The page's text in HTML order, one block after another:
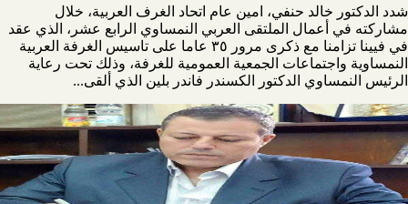
شدد الدكتور خالد حنفي، امين عام اتحاد الغرف العربية، خلال
مشاركته في أعمال الملتقى العربي النمساوي الرابع عشر، الذي عقد
في فيينا تزامنا مع ذكرى مرور ٣٥ عاما على تاسيس الغرفة العربية
النمساوية واجتماعات الجمعية العمومية للغرفة، وذلك تحت رعاية
الرئيس النمساوي الدكتور الكسندر فاندر بلين الذي ألقى...